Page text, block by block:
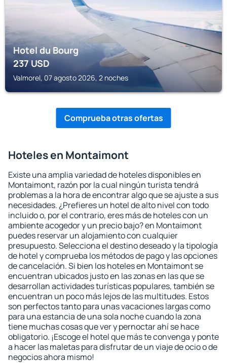
Hotel du Bourg
237USD
Valmorel, 07 agosto 2026, 2 noches
Comprueba otras ofertas
Hoteles en Montaimont
Existe una amplia variedad de hoteles disponibles en
Montaimont, razón por la cual ningún turista tendrá
problemas a la hora de encontrar algo que se ajuste a sus
necesidades. ¿Prefieres un hotel de alto nivel con todo
incluido o, por el contrario, eres más de hoteles con un
ambiente acogedor y un precio bajo? en Montaimont
puedes reservar un alojamiento con cualquier
presupuesto. Selecciona el destino deseado y la tipología
de hotel y comprueba los métodos de pago y las opciones
de cancelación. Si bien los hoteles en Montaimont se
encuentran ubicados justo en las zonas en las que se
desarrollan actividades turísticas populares, también se
encuentran un poco más lejos de las multitudes. Estos
son perfectos tanto para unas vacaciones largas como
para una estancia de una sola noche cuando la zona
tiene muchas cosas que ver y pernoctar ahí se hace
obligatorio. ¡Escoge el hotel que más te convenga y ponte
a hacer las maletas para disfrutar de un viaje de ocio o de
negocios ahora mismo!